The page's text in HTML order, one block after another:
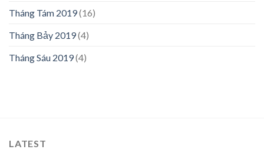
Tháng Tám 2019(16)
Tháng Bảy 2019(4)
Tháng Sáu 2019(4)
LATEST